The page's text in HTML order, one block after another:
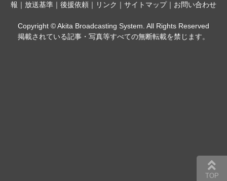
報 ｜ 放送基準 ｜ 後援依頼 ｜ リンク ｜ サイトマップ｜ お問い合わせ
Copyright © Akita Broadcasting System. All Rights Reserved
掲載されている記事・写真等すべての無断転載を禁じます。